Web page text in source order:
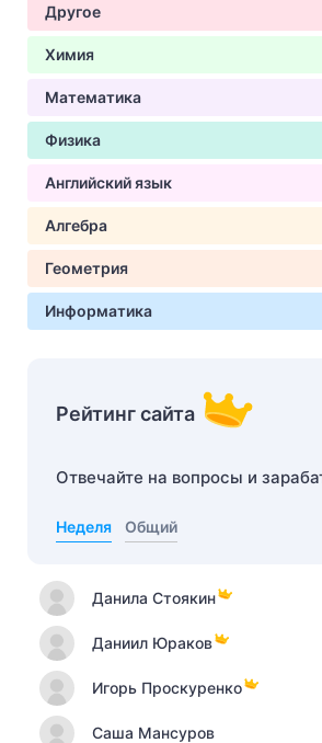
Другое
Химия
Математика
Физика
Английский язык
Алгебра
Геометрия
Информатика
Рейтинг сайта
Отвечайте на вопросы и
Неделя Общий
Данила Стоякин
Даниил Юраков
Игорь Проскуренко
Саша Мансуров